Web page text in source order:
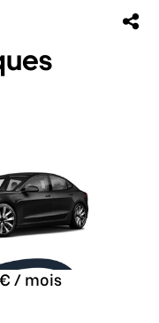
/ mois